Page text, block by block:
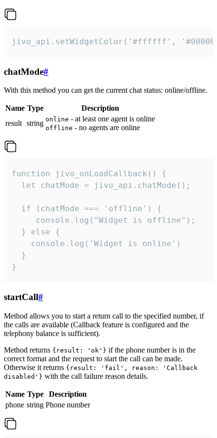
jivo_api.setWidgetColor('#ffffff',
chatMode#
With this method you can get the current chat status: online/offline.
Name Type
Description
result string online - at least one agent is online
offline - no agents are online
function jivo_onLoadCallback() {
  let chatMode = jivo_api.chatMode();
  if (chatMode === 'offline') {
     console.log("Widget is offline");
  } else {
    console.log('Widget is online')
  }
}
startCall#
Method allows you to start a return call to the specified number, if
the calls are available (Callback feature is configured and the
telephony balance is sufficient).
Method returns {result: 'ok'} if the phone number is in the
correct format and the request to start the call can be made.
Otherwise it returns {result: 'fail', reason: 'Callback
disabled'} with the call failure reason details.
Name Type
Description
phone string Phone number